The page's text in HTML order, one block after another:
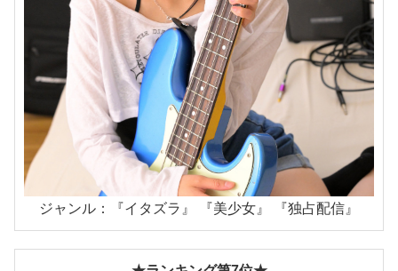
ジャンル：『イタズラ』 『美少女』 『独占配信』